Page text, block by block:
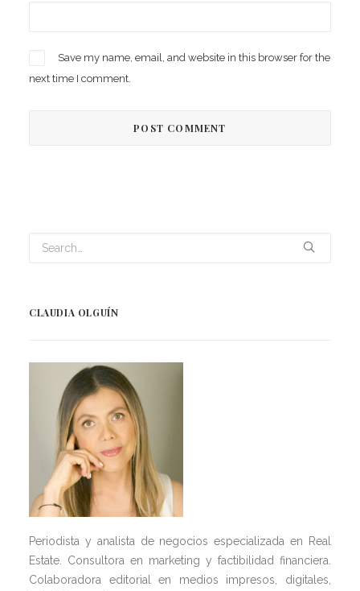
Save my name, email, and website in this browser for the
next time I comment.
CLAUDIA OLGUÍN
Periodista y analista de negocios especializada en Real
Estate. Consultora en marketing y factibilidad financiera.
Colaboradora editorial en medios impresos, digitales,